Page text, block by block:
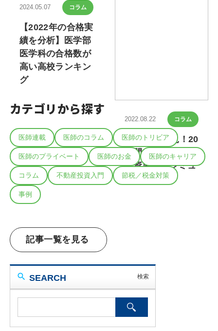
2024.05.07 コラム
【2022年の合格実
績を分析】医学部
医学科の合格数が
高い高校ランキン
グ
2022.08.22 コラム
40代医師必見！20
年間で資産を増や
す資産運用シミュ
レーション
カテゴリから探す
医師連載 医師のコラム 医師のトリビア
医師のプライベート 医師のお金 医師のキャリア
コラム 不動産投資入門 節税／税金対策
事例
記事一覧を見る
SEARCH